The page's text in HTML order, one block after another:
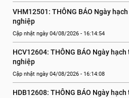
VHM12501: THÔNG BÁO Ngày
nghiệp
Cập nhật ngày 04/08/2026 - 16:14:54
HCV12604: THÔNG BÁO Ngày
nghiệp
Cập nhật ngày 04/08/2026 - 16:14:08
HDB12608: THÔNG BÁO Ngày